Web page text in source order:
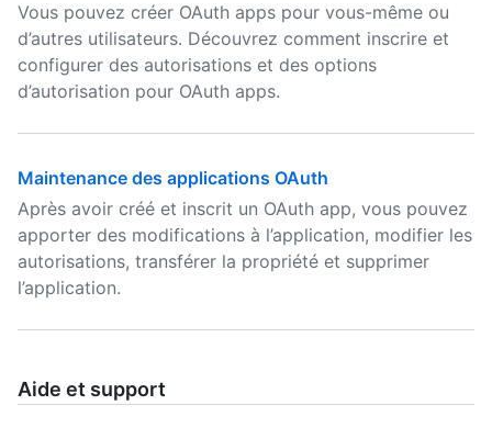
Vous pouvez créer OAuth apps pour vous-même ou
d’autres utilisateurs. Découvrez comment inscrire et
configurer des autorisations et des options
d’autorisation pour OAuth apps.
Maintenance des applications OAuth
Après avoir créé et inscrit un OAuth app, vous pouvez
apporter des modifications à l’application, modifier les
autorisations, transférer la propriété et supprimer
l’application.
Aide et support